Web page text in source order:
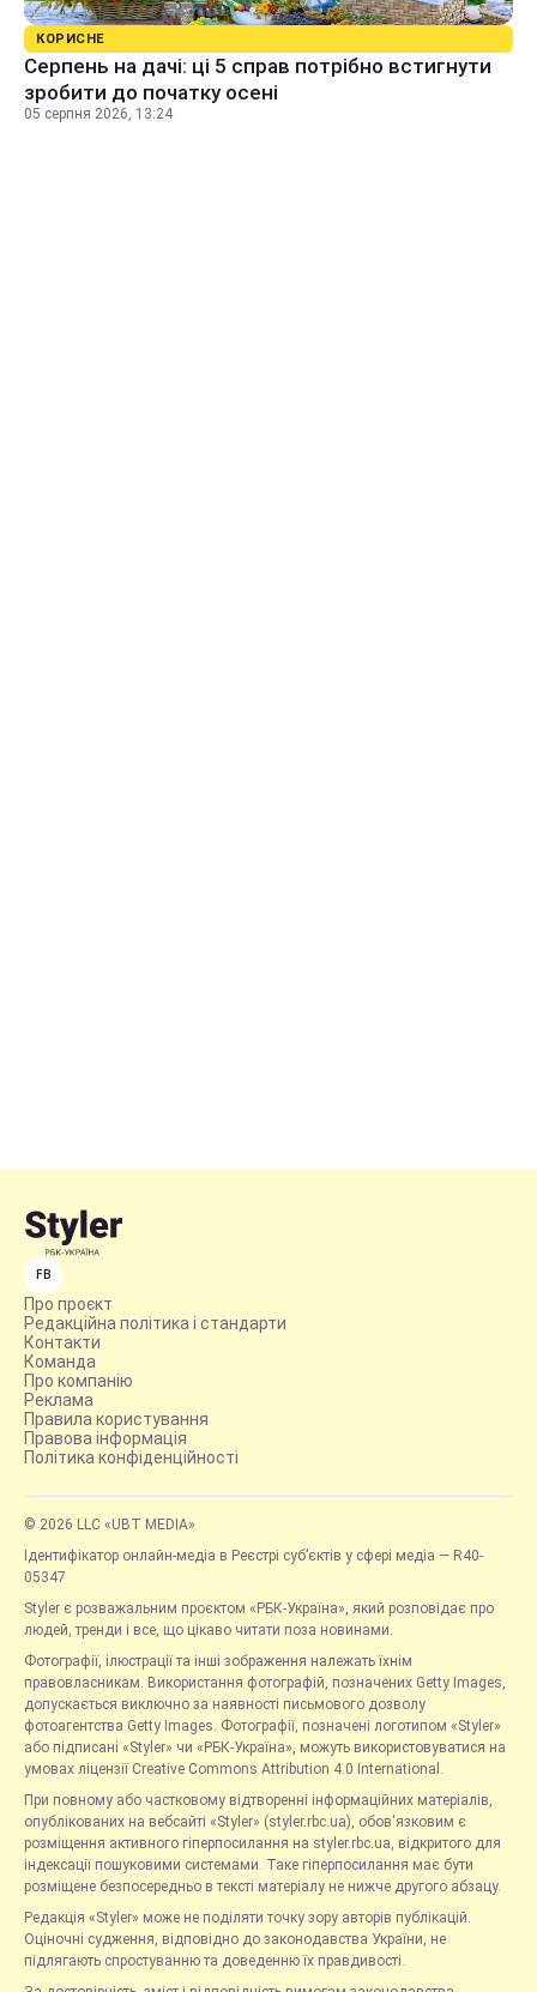
КОРИСНЕ
Серпень на дачі: ці 5 справ потрібно встигнути
зробити до початку осені
05 серпня 2026, 13:24
FB
Про проєкт
Редакційна політика і стандарти
Контакти
Команда
Про компанію
Реклама
Правила користування
Правова інформація
Політика конфіденційності
© 2026 LLC «UBT MEDIA»
Ідентифікатор онлайн-медіа в Реєстрі суб’єктів у сфері медіа — R40-
05347
Styler є розважальним проєктом «РБК-Україна», який розповідає про
людей, тренди і все, що цікаво читати поза новинами.
Фотографії, ілюстрації та інші зображення належать їхнім
правовласникам. Використання фотографій, позначених Getty Images,
допускається виключно за наявності письмового дозволу
фотоагентства Getty Images. Фотографії, позначені логотипом «Styler»
або підписані «Styler» чи «РБК-Україна», можуть використовуватися на
умовах ліцензії Creative Commons Attribution 4.0 International.
При повному або частковому відтворенні інформаційних матеріалів,
опублікованих на вебсайті «Styler» (styler.rbc.ua), обов'язковим є
розміщення активного гіперпосилання на styler.rbc.ua, відкритого для
індексації пошуковими системами. Таке гіперпосилання має бути
розміщене безпосередньо в тексті матеріалу не нижче другого абзацу.
Редакція «Styler» може не поділяти точку зору авторів публікацій.
Оціночні судження, відповідно до законодавства України, не
підлягають спростуванню та доведенню їх правдивості.